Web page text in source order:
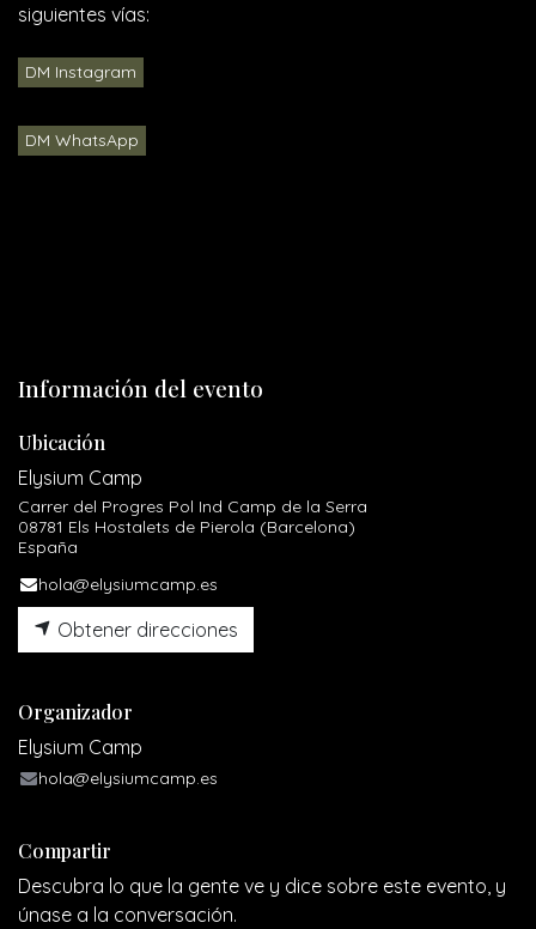
siguientes vías:
DM Instagram
DM WhatsApp
Información del evento
Ubicación
Elysium Camp
Carrer del Progres Pol Ind Camp de la Serra
08781 Els Hostalets de Pierola (Barcelona)
España
hola@elysiumcamp.es
Obtener direcciones
Organizador
Elysium Camp
hola@elysiumcamp.es
Compartir
Descubra lo que la gente ve y dice sobre este evento, y
únase a la conversación.